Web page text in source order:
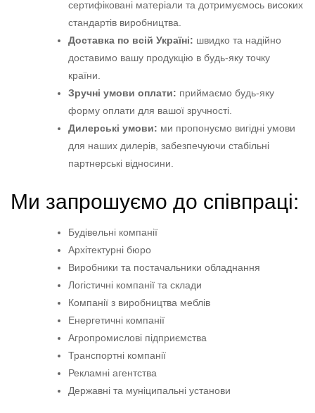
сертифіковані матеріали та дотримуємось високих
стандартів виробництва.
Доставка по всій Україні: швидко та надійно
доставимо вашу продукцію в будь-яку точку
країни.
Зручні умови оплати: приймаємо будь-яку
форму оплати для вашої зручності.
Дилерські умови: ми пропонуємо вигідні умови
для наших дилерів, забезпечуючи стабільні
партнерські відносини.
Ми запрошуємо до співпраці:
Будівельні компанії
Архітектурні бюро
Виробники та постачальники обладнання
Логістичні компанії та склади
Компанії з виробництва меблів
Енергетичні компанії
Агропромислові підприємства
Транспортні компанії
Рекламні агентства
Державні та муніципальні установи